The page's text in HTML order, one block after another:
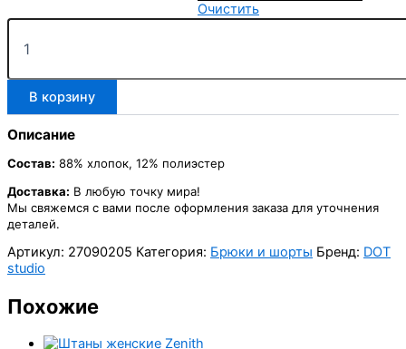
Очистить
Количество
товара
женские
Inside
90
В корзину
Описание
Состав: 88% хлопок, 12% полиэстер
Доставка: В любую точку мира!
Мы свяжемся с вами после оформления заказа для уточнения
деталей.
Артикул: 27090205 Категория: Брюки и шорты Бренд: DOT
studio
Похожие